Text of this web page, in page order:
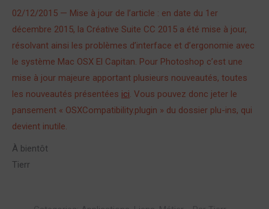
02/12/2015 — Mise à jour de l’article : en date du 1er
décembre 2015, la Créative Suite CC 2015 a été mise à jour,
résolvant ainsi les problèmes d’interface et d’ergonomie avec
le système Mac OSX El Capitan. Pour Photoshop c’est une
mise à jour majeure apportant plusieurs nouveautés, toutes
les nouveautés présentées ici. Vous pouvez donc jeter le
pansement « OSXCompatibility.plugin » du dossier plu-ins, qui
devient inutile.
À bientôt
Tierr